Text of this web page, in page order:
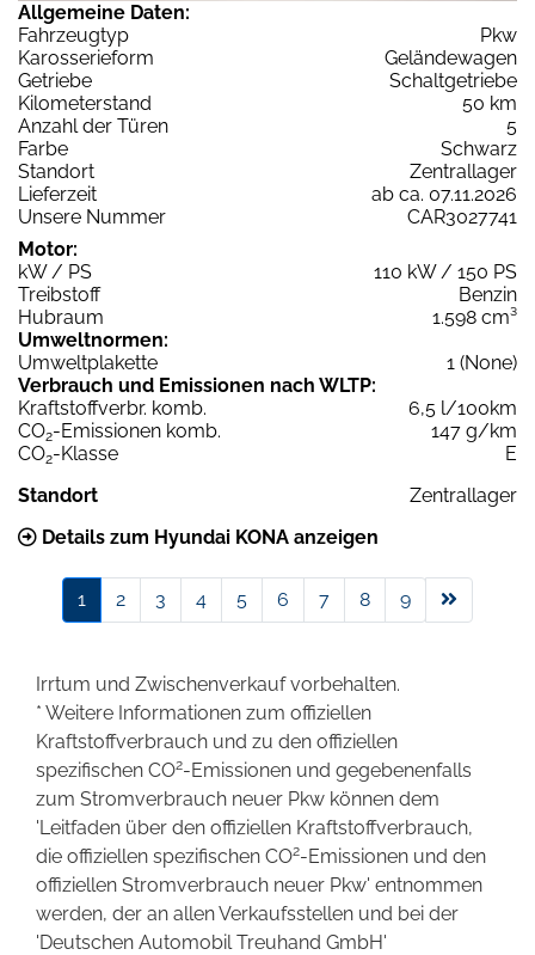
Allgemeine Daten:
Fahrzeugtyp
Pkw
Karosserieform
Geländewagen
Getriebe
Schaltgetriebe
Kilometerstand
50 km
Anzahl der Türen
5
Farbe
Schwarz
Standort
Zentrallager
Lieferzeit
ab ca. 07.11.2026
Unsere Nummer
CAR3027741
Motor:
kW / PS
110 kW / 150 PS
Treibstoff
Benzin
Hubraum
1.598 cm³
Umweltnormen:
Umweltplakette
1 (None)
Verbrauch und Emissionen nach WLTP:
Kraftstoffverbr. komb.
6,5 l/100km
CO2-Emissionen komb.
147 g/km
CO2-Klasse
E
Standort
Zentrallager
Details zum Hyundai KONA anzeigen
1 2 3 4 5 6 7 8 9
Irrtum und Zwischenverkauf vorbehalten.
* Weitere Informationen zum offiziellen
Kraftstoffverbrauch und zu den offiziellen
spezifischen CO2-Emissionen und gegebenenfalls
zum Stromverbrauch neuer Pkw können dem
'Leitfaden über den offiziellen Kraftstoffverbrauch,
die offiziellen spezifischen CO2-Emissionen und den
offiziellen Stromverbrauch neuer Pkw' entnommen
werden, der an allen Verkaufsstellen und bei der
'Deutschen Automobil Treuhand GmbH'